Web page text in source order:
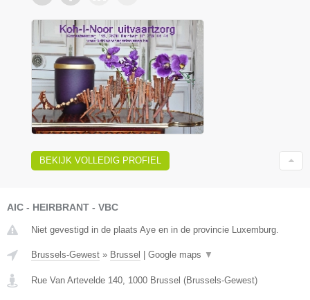
BEKIJK VOLLEDIG PROFIEL
AIC - HEIRBRANT - VBC
Niet gevestigd in de plaats Aye en in de provincie Luxemburg.
Brussels-Gewest » Brussel Google maps ▼
Rue Van Artevelde 140, 1000 Brussel (Brussels-Gewest)